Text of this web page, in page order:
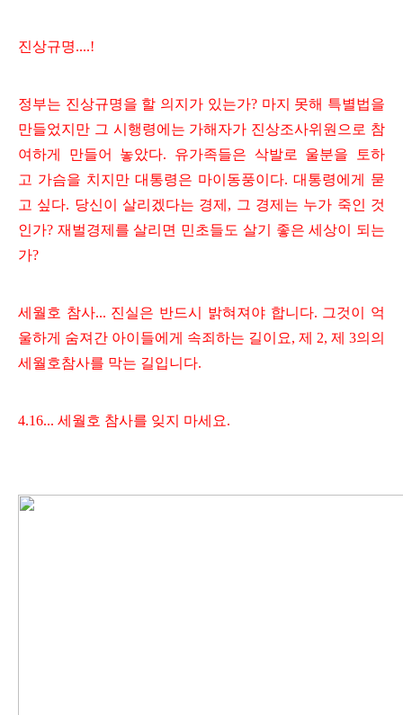
진상규명....!
정부는 진상규명을 할 의지가 있는가? 마지 못해 특별법을
만들었지만 그 시행령에는 가해자가 진상조사위원으로 참
여하게 만들어 놓았다. 유가족들은 삭발로 울분을 토하
고 가슴을 치지만 대통령은 마이동풍이다. 대통령에게 묻
고 싶다. 당신이 살리겠다는 경제, 그 경제는 누가 죽인 것
인가? 재벌경제를 살리면 민초들도 살기 좋은 세상이 되는
가?
세월호 참사... 진실은 반드시 밝혀져야 합니다. 그것이 억
울하게 숨져간 아이들에게 속죄하는 길이요, 제 2, 제 3의의
세월호참사를 막는 길입니다.
4.16... 세월호 참사를 잊지 마세요.